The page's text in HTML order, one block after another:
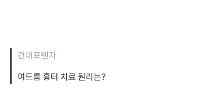
건대포텐자
여드름 흉터 치료 원리는?